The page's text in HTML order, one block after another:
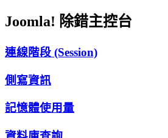
Joomla! 除錯主控台
連線階段 (Session)
側寫資訊
記憶體使用量